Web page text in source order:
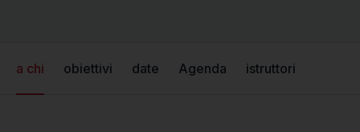
a chi obiettivi date Agenda istruttori